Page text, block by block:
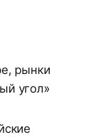
рынки
угол»